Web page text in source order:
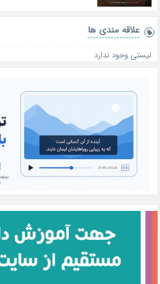
علاقه‌ مندی ها
لیستی وجود ندارد